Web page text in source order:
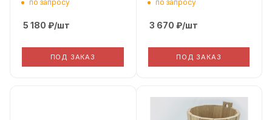
по запросу
5 180 ₽/шт
ПОД ЗАКАЗ
по запросу
3 670 ₽/шт
ПОД ЗАКАЗ